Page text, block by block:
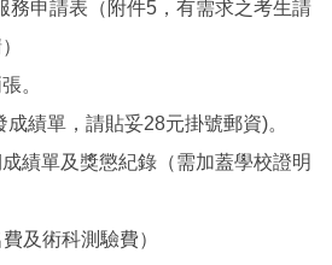
務申請表（附件5，有需求之考生請
。
績單，請貼妥28元掛號郵資)。
績單及獎懲紀錄（需加蓋學校證明
及術科測驗費）